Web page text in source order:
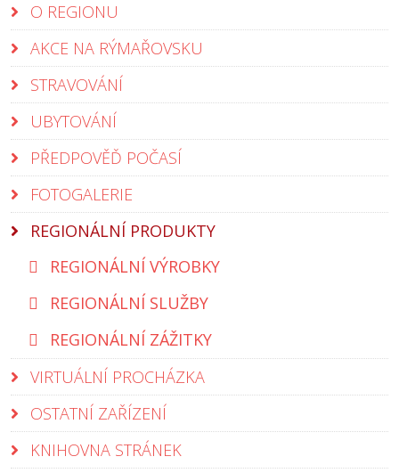
O REGIONU
AKCE NA RÝMAŘOVSKU
STRAVOVÁNÍ
UBYTOVÁNÍ
PŘEDPOVĚĎ POČASÍ
FOTOGALERIE
REGIONÁLNÍ PRODUKTY
REGIONÁLNÍ VÝROBKY
REGIONÁLNÍ SLUŽBY
REGIONÁLNÍ ZÁŽITKY
VIRTUÁLNÍ PROCHÁZKA
OSTATNÍ ZAŘÍZENÍ
KNIHOVNA STRÁNEK